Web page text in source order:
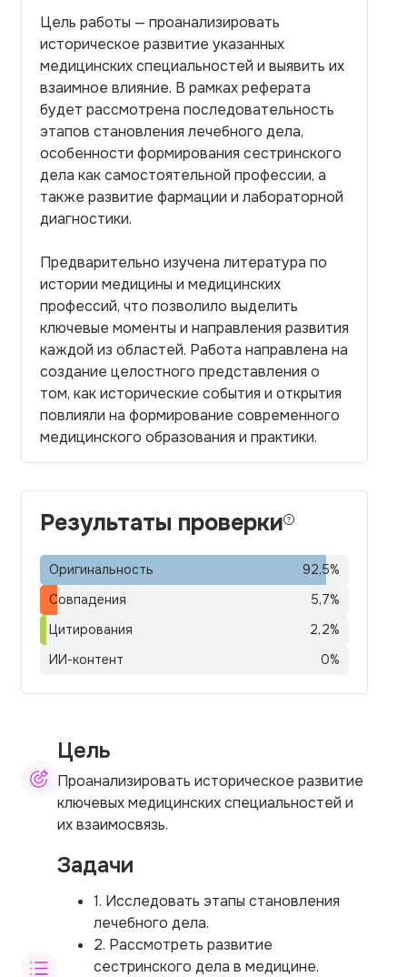
Цель работы — проанализировать
историческое развитие указанных
медицинских специальностей и выявить их
взаимное влияние. В рамках реферата
будет рассмотрена последовательность
этапов становления лечебного дела,
особенности формирования сестринского
дела как самостоятельной профессии, а
также развитие фармации и лабораторной
диагностики.
Предварительно изучена литература по
истории медицины и медицинских
профессий, что позволило выделить
ключевые моменты и направления развития
каждой из областей. Работа направлена на
создание целостного представления о
том, как исторические события и открытия
повлияли на формирование современного
медицинского образования и практики.
Результаты проверки
Оригинальность 92,5%
Совпадения
5,7%
Цитирования
2,2%
ИИ-контент
0%
Цель
Проанализировать историческое развитие
ключевых медицинских специальностей и
их взаимосвязь.
Задачи
1. Исследовать этапы становления
лечебного дела.
2. Рассмотреть развитие
сестринского дела в медицине.